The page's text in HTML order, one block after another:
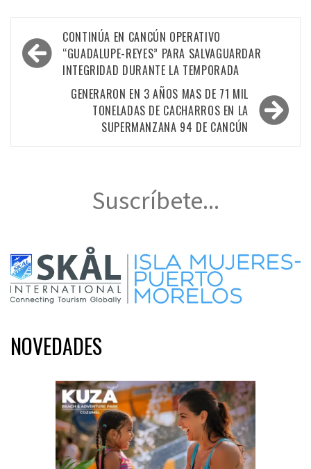
Navegación
de
entradas
CONTINÚA EN CANCÚN OPERATIVO
“GUADALUPE-REYES” PARA SALVAGUARDAR
INTEGRIDAD DURANTE LA TEMPORADA
GENERARON EN 3 AÑOS MAS DE 71 MIL
TONELADAS DE CACHARROS EN LA
SUPERMANZANA 94 DE CANCÚN
Suscríbete...
NOVEDADES